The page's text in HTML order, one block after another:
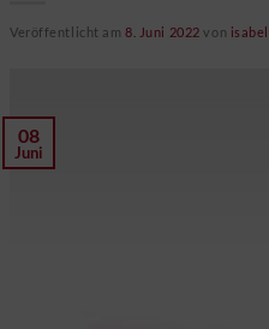
Veröffentlicht am8. Juni 2022 von
08
Juni